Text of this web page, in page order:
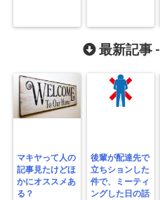
最新記事 -
マキヤって人の
記事見たけどほ
かにオススメあ
る？
後輩が配達先で
立ちションした
件で、ミーティ
ングした日の話